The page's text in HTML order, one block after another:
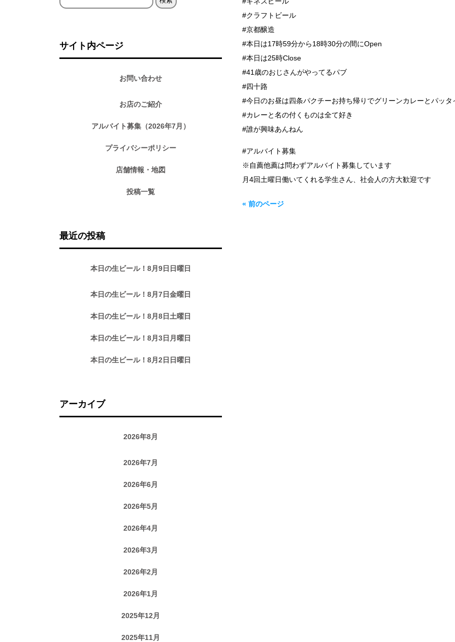
#クラフトビール
#京都醸造
#本日は17時59分から18時30分の間にOpen
#本日は25時Close
#41歳のおじさんがやってるパブ
#四十路
#今日のお昼は四条パクチーお持ち帰りでグリーンカレーとパッタ
#カレーと名の付くものは全て好き
#誰が興味あんねん
#アルバイト募集
※自薦他薦は問わずアルバイト募集しています
月4回土曜日働いてくれる学生さん、社会人の方大歓迎です
« 前のページ
サイト内ページ
お問い合わせ
お店のご紹介
アルバイト募集（2026年7月）
プライバシーポリシー
店舗情報・地図
投稿一覧
最近の投稿
本日の生ビール！8月9日日曜日
本日の生ビール！8月7日金曜日
本日の生ビール！8月8日土曜日
本日の生ビール！8月3日月曜日
本日の生ビール！8月2日日曜日
アーカイブ
2026年8月
2026年7月
2026年6月
2026年5月
2026年4月
2026年3月
2026年2月
2026年1月
2025年12月
2025年11月